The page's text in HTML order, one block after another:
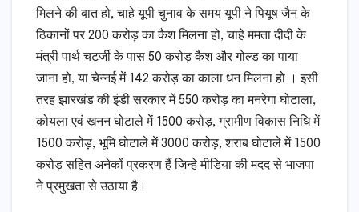
मिलने की बात हो, चाहे यूपी चुनाव के समय यूपी ने पियूष जैन के
ठिकानों पर 200 करोड़ का कैश मिलना हो, चाहे ममता दीदी के
मंत्री पार्थ चटर्जी के पास 50 करोड़ कैश और गोल्ड का पाया
जाना हो, या चेन्नई में 142 करोड़ का काला धन मिलना हो । इसी
तरह झारखंड की इंडी सरकार में 550 करोड़ का मनरेगा घोटाला,
कोयला एवं खनन घोटाले में 1500 करोड़, ग्रामीण विकास निधि में
1500 करोड़, भूमि घोटाले में 3000 करोड़, शराब घोटाले में 1500
करोड़ सहित अनेकों प्रकरण हैं जिन्हे मीडिया की मदद से भाजपा
ने प्रमुखता से उठाया है।